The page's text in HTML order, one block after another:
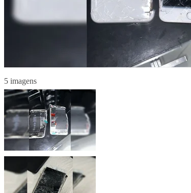
5 imagens